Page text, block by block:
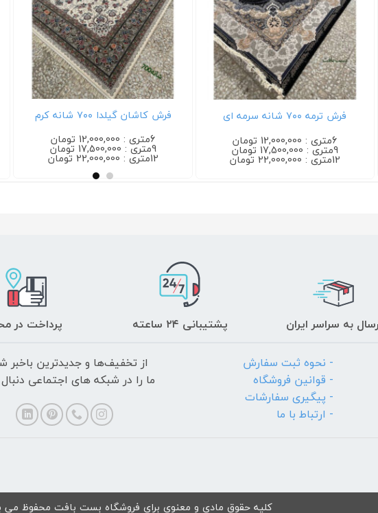
فرش افشان گیلدا ۷۰۰ شانه فیلی
6متری : 12,000,000 تومان
9متری : 17,500,000 تومان
12متری : 22,000,000 تومان
فرش هیوا ۷۰۰ شانه لاکی
6متری : 12,000,000 تومان
9متری : 17,500,000 تومان
12متری : 22,000,000 تومان
به سراسر ایران پشتیبانی ۲۴ ساعته پرداخت در
- نحوه ثبت سفارش
- قوانین فروشگاه
- پیگیری سفارشات
- ارتباط با ما
از تخفیف‌ها و جدیدترین‌ باخبر
ما را در شبکه های اجتماعی
کلیه حقوق مادی و معنوی برای فروشگاه بست بافت محفوظ می باشد